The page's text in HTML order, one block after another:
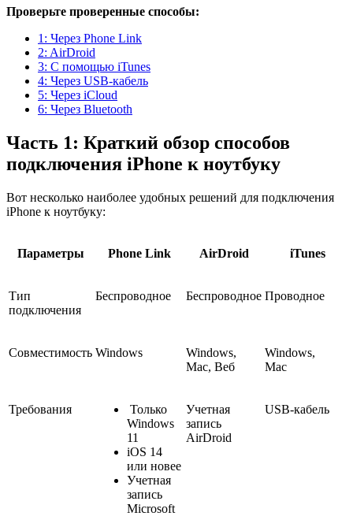
Проверьте проверенные способы:
1: Через Phone Link
2: AirDroid
3: С помощью iTunes
4: Через USB-кабель
5: Через iCloud
6: Через Bluetooth
Часть 1: Краткий обзор способов
подключения iPhone к ноутбуку
Вот несколько наиболее удобных решений для подключения
iPhone к ноутбуку:
Параметры Phone Link AirDroid iTunes
Тип
подключения
Беспроводное Беспроводное Проводное
Совместимость Windows
Windows,
Mac, Веб
Windows,
Mac
Требования
Только
Windows
11
iOS 14
или новее
Учетная
запись
Microsoft
Учетная
запись
AirDroid
USB-кабель